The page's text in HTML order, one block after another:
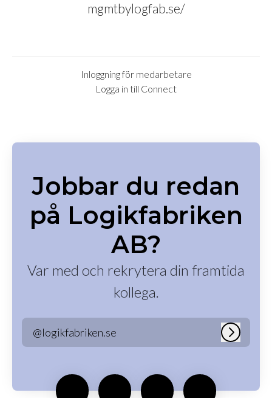
mgmtbylogfab.se/
Inloggning för medarbetare
Logga in till Connect
Jobbar du redan
på Logikfabriken
AB?
Var med och rekrytera din framtida
kollega.
@logikfabriken.se Logga in